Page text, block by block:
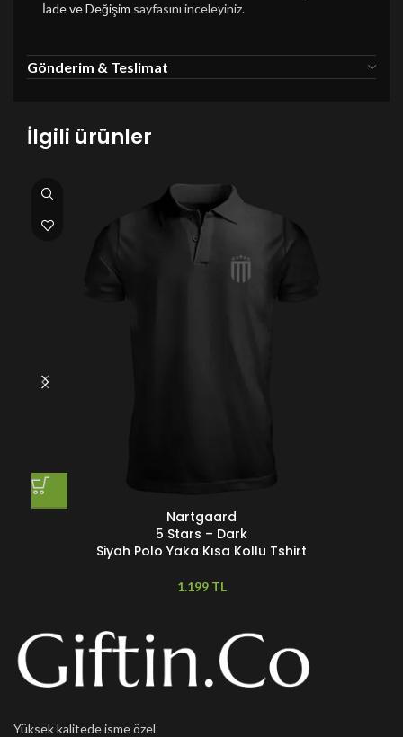
İade ve Değişim sayfasını inceleyiniz.
Gönderim & Teslimat
İlgili ürünler
Nartgaard
5 Stars – Dark
Siyah Polo Yaka Kısa Kollu Tshirt
TL
Yüksek kalitede isme özel